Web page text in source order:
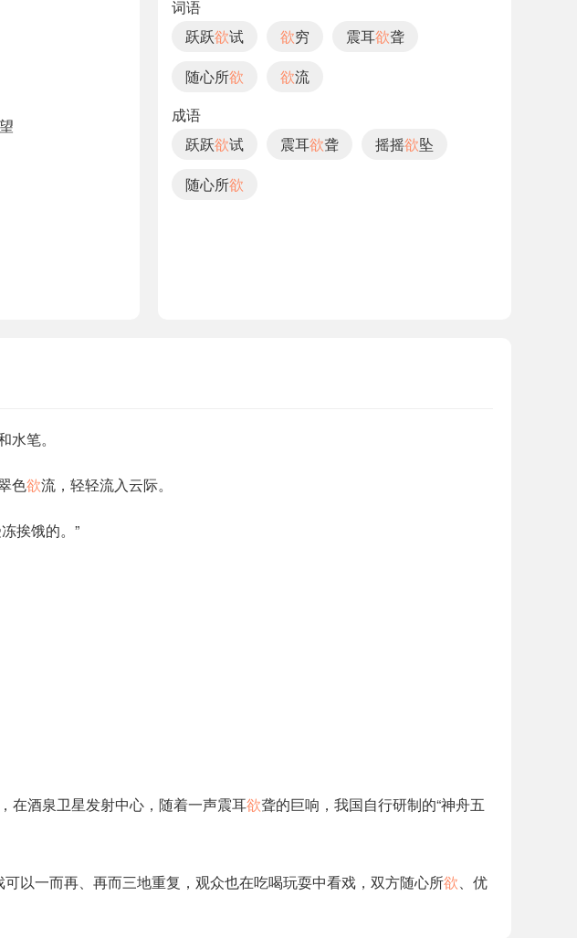
词语
跃跃欲试 欲穷 震耳欲聋
随心所欲 欲流
成语
跃跃欲试 震耳欲聋 摇摇欲坠
随心所欲
笔。
色欲流，轻轻流入云际。
挨饿的。”
在酒泉卫星发射中心，随着一声震耳欲聋的巨响，我国自行研制的“神舟五
以一而再、再而三地重复，观众也在吃喝玩耍中看戏，双方随心所欲、优